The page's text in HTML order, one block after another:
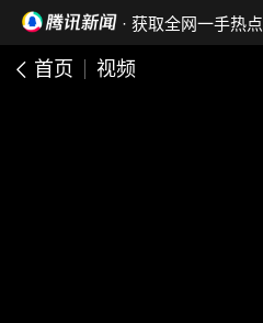
· 获取全网一手热点
首页 视频